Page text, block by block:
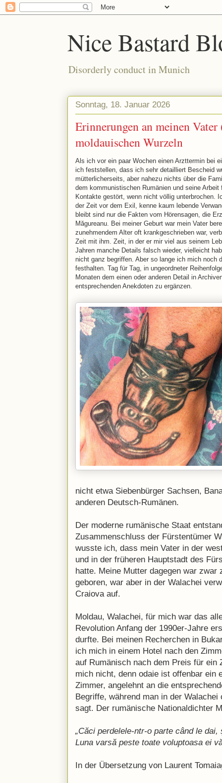
Nice Bastard
Disorderly conduct in Munich
Sonntag, 18. Januar 2026
Erinnerungen an meinen
moldauischen Wurzeln
Als ich vor ein paar Wochen einen Arzttermin bei
ich feststellen, dass ich sehr detailliert Bescheid
mütterlicherseits, aber nahezu nichts über die
dem kommunistischen Rumänien und seine
Kontakte gestört, wenn nicht völlig unterbrochen.
der Zeit vor dem Exil, kenne kaum lebende
bleibt sind nur die Fakten vom Hörensagen, die
Măgureanu. Bei meiner Geburt war mein Vater
zunehmendem Alter oft krankgeschrieben war,
Zeit mit ihm. Zeit, in der er mir viel aus seinem
Jahren manche Details falsch wieder, vielleicht
nicht ganz begriffen. Aber so lange ich mich noch
festhalten. Tag für Tag, in ungeordneter
Monaten dem einen oder anderen Detail in
entsprechenden Anekdoten zu ergänzen.
nicht etwa Siebenbürger Sachsen,
anderen Deutsch-Rumänen.
Der moderne rumänische Staat
Zusammenschluss der Fürstentümer
wusste ich, dass mein Vater in der
und in der früheren Hauptstadt des
hatte. Meine Mutter dagegen war
geboren, war aber in der Walachei
Craiova auf.
Moldau, Walachei, für mich war das
Revolution Anfang der 1990er-Jahre
durfte. Bei meinen Recherchen in
ich mich in einem Hotel nach den
auf Rumänisch nach dem Preis für ein
mich nicht, denn odaie ist offenbar ein
Zimmer, angelehnt an die
Begriffe, während man in der
sagt. Der rumänische Nationaldichter
„Căci perdelele-ntr-o parte când le dai,
Luna varsă peste toate voluptoasa ei
In der Übersetzung von Laurent